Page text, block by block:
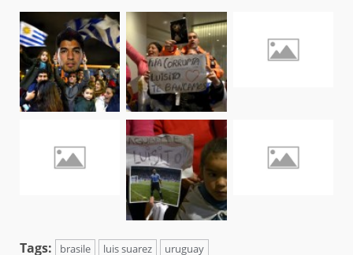
Tags: brasile luis suarez uruguay